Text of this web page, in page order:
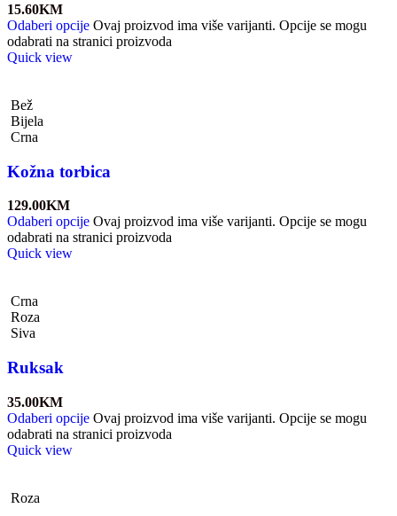
15.60KM
Odaberi opcije Ovaj proizvod ima više varijanti. Opcije se mogu
odabrati na stranici proizvoda
Quick view
Bež
Bijela
Crna
Kožna torbica
129.00KM
Odaberi opcije Ovaj proizvod ima više varijanti. Opcije se mogu
odabrati na stranici proizvoda
Quick view
Crna
Roza
Siva
Ruksak
35.00KM
Odaberi opcije Ovaj proizvod ima više varijanti. Opcije se mogu
odabrati na stranici proizvoda
Quick view
Roza